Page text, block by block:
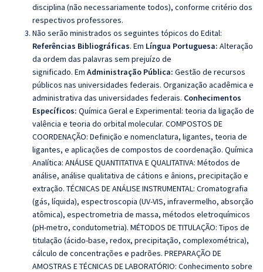
disciplina (não necessariamente todos), conforme critério dos
respectivos professores.
Não serão ministrados os seguintes tópicos do Edital:
Referências Bibliográficas. Em Língua Portuguesa: Alteração
da ordem das palavras sem prejuízo de
significado. Em Administração Pública: Gestão de recursos
públicos nas universidades federais. Organização acadêmica e
administrativa das universidades federais. Conhecimentos
Específicos: Química Geral e Experimental: teoria da ligação de
valência e teoria do orbital molecular. COMPOSTOS DE
COORDENAÇÃO: Definição e nomenclatura, ligantes, teoria de
ligantes, e aplicações de compostos de coordenação. Química
Analítica: ANÁLISE QUANTITATIVA E QUALITATIVA: Métodos de
análise, análise qualitativa de cátions e ânions, precipitação e
extração. TÉCNICAS DE ANÁLISE INSTRUMENTAL: Cromatografia
(gás, líquida), espectroscopia (UV-VIS, infravermelho, absorção
atômica), espectrometria de massa, métodos eletroquímicos
(pH-metro, condutometria). MÉTODOS DE TITULAÇÃO: Tipos de
titulação (ácido-base, redox, precipitação, complexométrica),
cálculo de concentrações e padrões. PREPARAÇÃO DE
AMOSTRAS E TÉCNICAS DE LABORATÓRIO: Conhecimento sobre